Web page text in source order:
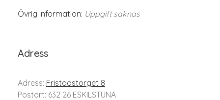
Övrig information: Uppgift saknas
Adress
Adress: Fristadstorget 8
Postort: 632 26 ESKILSTUNA